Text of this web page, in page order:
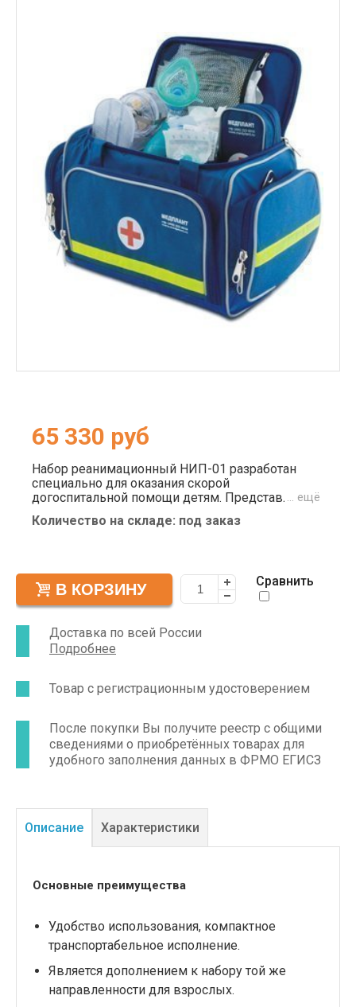
65 330 руб
Набор реанимационный НИП-01 разработан
специально для оказания скорой
догоспитальной помощи детям. Представляет
собой комплекс материалов, инструментов и
оборудования, собранный в тканевую сумку.
… ещё
Количество на складе: под заказ
Сравнить
Доставка по всей России
Подробнее
Товар с регистрационным удостоверением
После покупки Вы получите реестр с общими
сведениями о приобретённых товарах для
удобного заполнения данных в ФРМО ЕГИСЗ
Описание Характеристики
Основные преимущества
Удобство использования, компактное
транспортабельное исполнение.
Является дополнением к набору той же
направленности для взрослых.